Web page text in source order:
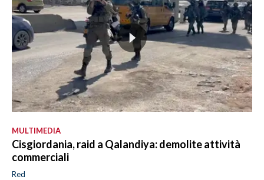
MULTIMEDIA
Cisgiordania, raid a Qalandiya: demolite attività
commerciali
Red